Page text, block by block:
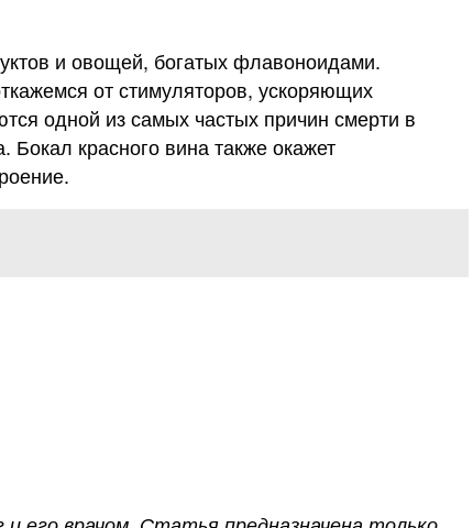
и овощей, богатых флавоноидами.
от стимуляторов, ускоряющих
одной из самых частых причин смерти в
Бокал красного вина также окажет